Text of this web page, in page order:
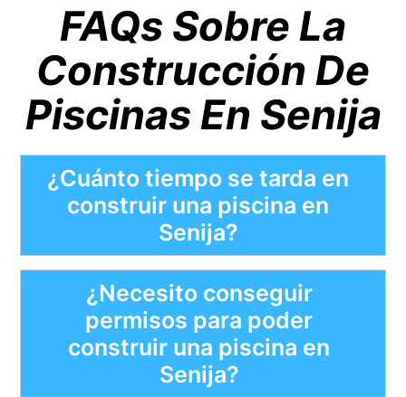
FAQs Sobre La
Construcción De
Piscinas En Senija
¿Cuánto tiempo se tarda en
construir una piscina en
Senija?
¿Necesito conseguir
permisos para poder
construir una piscina en
Senija?